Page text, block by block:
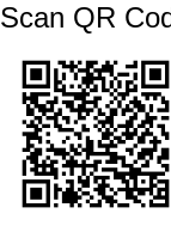
Scan QR